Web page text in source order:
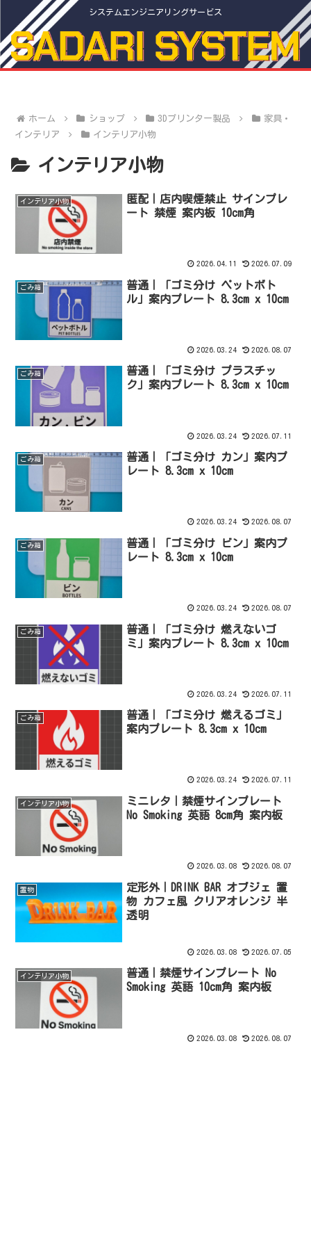
システムエンジニアリングサービス
ホーム ショップ 3Dプリンター製品
家具・
インテリア
インテリア小物
インテリア小物
インテリア小物
匿配｜店内喫煙禁止 サインプレ
ート 禁煙 案内板 10cm角
2026.04.11 2026.07.09
ごみ箱
普通｜「ゴミ分け ペットボト
ル」案内プレート 8.3cm x 10cm
2026.03.24 2026.08.07
ごみ箱
普通｜「ゴミ分け プラスチッ
ク」案内プレート 8.3cm x 10cm
2026.03.24 2026.07.11
ごみ箱
普通｜「ゴミ分け カン」案内プ
レート 8.3cm x 10cm
2026.03.24 2026.08.07
ごみ箱
普通｜「ゴミ分け ビン」案内プ
レート 8.3cm x 10cm
2026.03.24 2026.08.07
ごみ箱
普通｜「ゴミ分け 燃えないゴ
ミ」案内プレート 8.3cm x 10cm
2026.03.24 2026.07.11
ごみ箱
普通｜「ゴミ分け 燃えるゴミ」
案内プレート 8.3cm x 10cm
2026.03.24 2026.07.11
インテリア小物
ミニレタ｜禁煙サインプレート
No Smoking 英語 8cm角 案内板
2026.03.08 2026.08.07
置物
定形外｜DRINK BAR オブジェ 置
物 カフェ風 クリアオレンジ 半
透明
2026.03.08 2026.07.05
インテリア小物
普通｜禁煙サインプレート No
Smoking 英語 10cm角 案内板
2026.03.08 2026.08.07